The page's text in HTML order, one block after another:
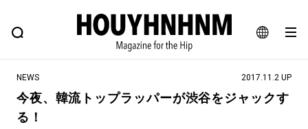
JA
EN
FEATURE BLOG SNAP
ヒップなファッション、カルチャー、ライフスタイルWEBマガジン
NEWS 2017.11.2 UP
今夜、韓流トップラッパーが渋谷をジャックす
る！